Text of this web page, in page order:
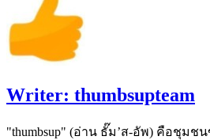
Writer: thumbsupteam
"thumbsup" (อ่าน ธั๊ม’ส-อัพ) คือชุมช